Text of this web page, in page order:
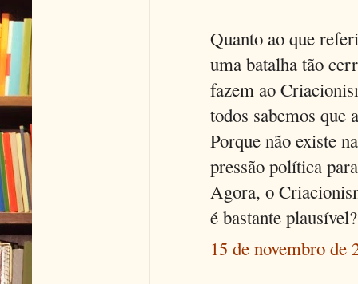
Quanto ao que
uma batalha tão
fazem ao
todos sabemos que
Porque não existe
pressão política
Agora, o
é bastante plausível?
15 de novembro de